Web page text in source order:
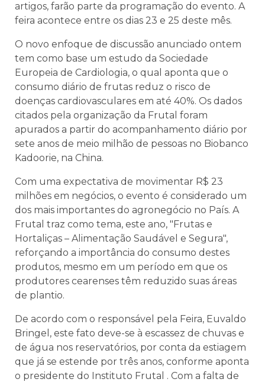
artigos, farão parte da programação do evento. A
feira acontece entre os dias 23 e 25 deste mês.
O novo enfoque de discussão anunciado ontem
tem como base um estudo da Sociedade
Europeia de Cardiologia, o qual aponta que o
consumo diário de frutas reduz o risco de
doenças cardiovasculares em até 40%. Os dados
citados pela organização da Frutal foram
apurados a partir do acompanhamento diário por
sete anos de meio milhão de pessoas no Biobanco
Kadoorie, na China.
Com uma expectativa de movimentar R$ 23
milhões em negócios, o evento é considerado um
dos mais importantes do agronegócio no País. A
Frutal traz como tema, este ano, "Frutas e
Hortaliças – Alimentação Saudável e Segura",
reforçando a importância do consumo destes
produtos, mesmo em um período em que os
produtores cearenses têm reduzido suas áreas
de plantio.
De acordo com o responsável pela Feira, Euvaldo
Bringel, este fato deve-se à escassez de chuvas e
de água nos reservatórios, por conta da estiagem
que já se estende por três anos, conforme aponta
o presidente do Instituto Frutal . Com a falta de